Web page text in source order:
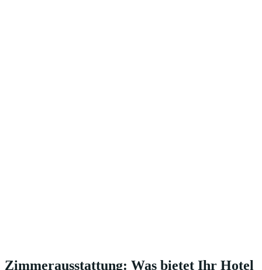
Zimmerausstattung: Was bietet Ihr Hotel